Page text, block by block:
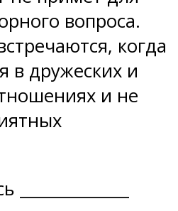
вопроса.
когда
в дружеских и
и не